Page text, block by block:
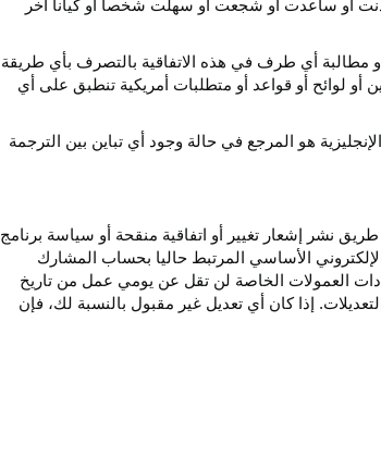
أذنت أو ساعدت أو شجعت أو سهلت شخصا أو كيانا آخر
مطالبة أي طرف في هذه الاتفاقية بالتصرف بأي طريقة
أو لوائح أو قواعد أو متطلبات أمريكية تنطبق على أي
الإنجليزية هو المرجع في حالة وجود أي تباين بين
الترجمة
نشر إشعار تغيير أو اتفاقية منقحة أو سياسة برنامج
الأساسي المرتبط حاليا بحساب المشارك
العمولات الخاصة لن تقل عن يومي عمل من تاريخ
إذا كان أي تعديل غير مقبول بالنسبة لك، فإن